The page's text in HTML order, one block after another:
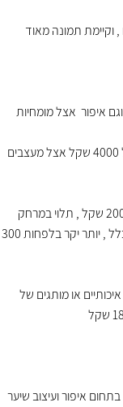
וקיימת תמונה מאוד
איפור אצל מומחיות
בדרך כלל מחיר ממוצע נע מ 2500 שקל ויכול להגיע ל 4000 שקל אצל מעצבים
אם המעצב מתל אביב או הרצליה המחיר יהיה בדרך כלל , יותר יקר בלפחות 300
או מותגים של
איפור ועיצוב שיער